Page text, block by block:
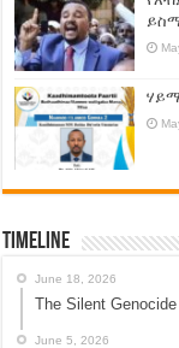
Timeline
June 18, 2026
The Silent
June 5, 2026